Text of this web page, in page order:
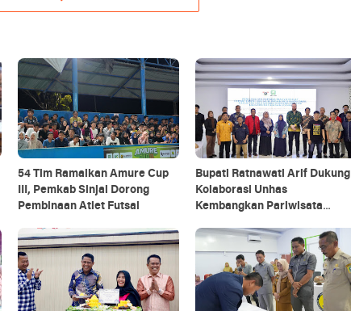
54 Tim Ramaikan Amure Cup
III, Pemkab Sinjai Dorong
Pembinaan Atlet Futsal
Bupati Ratnawati Arif Dukung
Kolaborasi Unhas
Kembangkan Pariwisata